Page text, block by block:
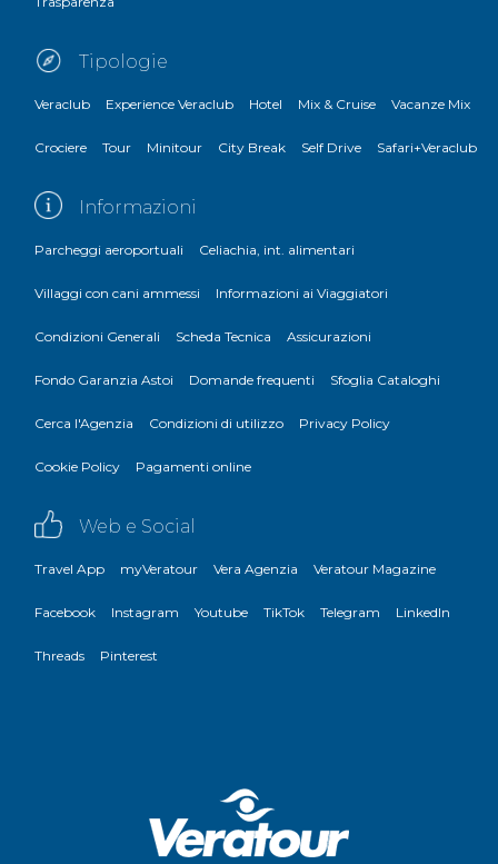
Tipologie
Veraclub Experience Veraclub Hotel Mix & Cruise Vacanze Mix
Crociere Tour Minitour City Break Self Drive Safari+Veraclub
Informazioni
Parcheggi aeroportuali Celiachia, int. alimentari
Villaggi con cani ammessi Informazioni ai Viaggiatori
Condizioni Generali Scheda Tecnica Assicurazioni
Fondo Garanzia Astoi Domande frequenti Sfoglia Cataloghi
Cerca l'Agenzia Condizioni di utilizzo Privacy Policy
Cookie Policy Pagamenti online
Web e Social
Travel App myVeratour Vera Agenzia Veratour Magazine
Facebook Instagram Youtube TikTok Telegram LinkedIn
Threads Pinterest